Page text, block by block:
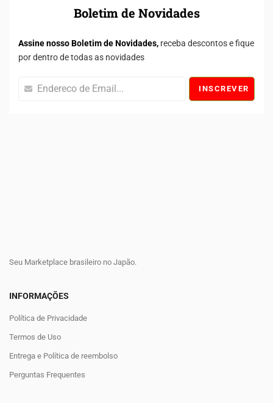
Boletim de Novidades
Assine nosso Boletim de Novidades, receba descontos e fique
por dentro de todas as novidades
INSCREVER
Seu Marketplace brasileiro no Japão.
INFORMAÇÕES
Política de Privacidade
Termos de Uso
Entrega e Política de reembolso
Perguntas Frequentes